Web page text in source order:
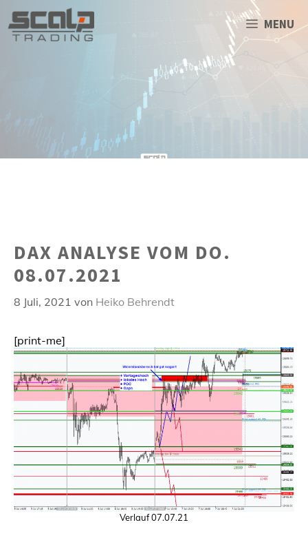
Inhalt
springen
MENU
DAX ANALYSE VOM DO.
08.07.2021
8 Juli, 2021 von Heiko Behrendt
[print-me]
Verlauf 07.07.21